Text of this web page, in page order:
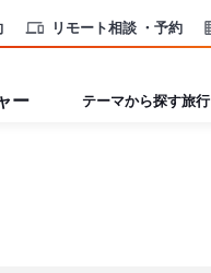
リモート相談 ・予約
ー テーマから探す旅行